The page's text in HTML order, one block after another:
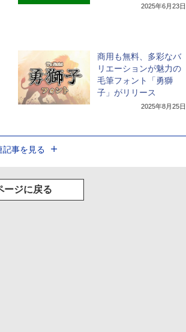
2025年6月23日
商用も無料、多彩なバ
リエーションが魅力の
毛筆フォント「勇獅
子」がリリース
2025年8月25日
記事を見る
ージに戻る